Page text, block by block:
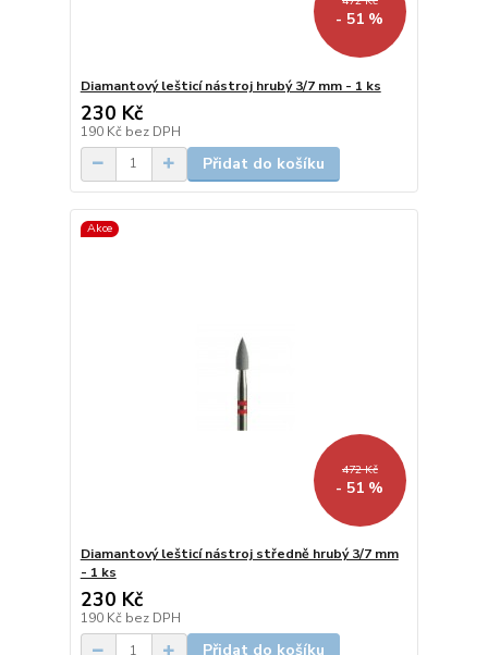
- 51 %
Diamantový lešticí nástroj hrubý 3/7 mm - 1 ks
230 Kč
190 Kč bez DPH
Přidat do košíku
Akce
472 Kč
- 51 %
Diamantový lešticí nástroj středně hrubý 3/7 mm
- 1 ks
230 Kč
190 Kč bez DPH
Přidat do košíku